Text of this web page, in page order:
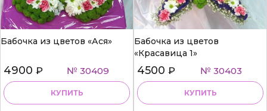
Бабочка из цветов «Ася»
4900 ₽ № 30409
КУПИТЬ
Бабочка из цветов
«Красавица 1»
4500 ₽ № 30403
КУПИТЬ